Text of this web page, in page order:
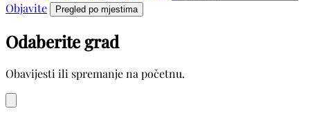
Objavite
Pregled po mjestima
Odaberite grad
Obavijesti ili spremanje na početnu.